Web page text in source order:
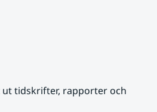
tidskrifter, rapporter och